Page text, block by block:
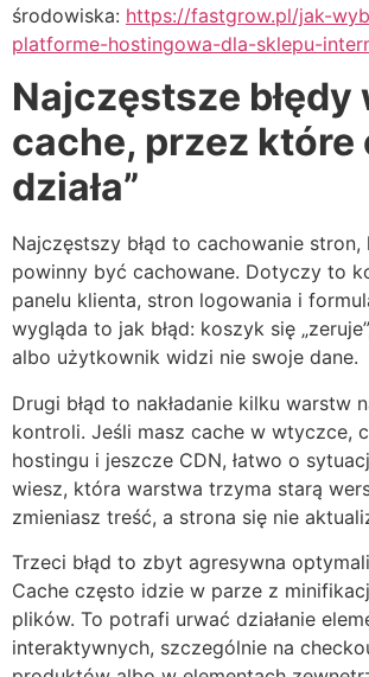
środowiska: https://fastgrow.pl/jak-
platforme-hostingowa-dla-sklepu-
Najczęstsze błędy
cache, przez które
działa”
Najczęstszy błąd to cachowanie stron,
powinny być cachowane. Dotyczy to
panelu klienta, stron logowania i
wygląda to jak błąd: koszyk się
albo użytkownik widzi nie swoje dane.
Drugi błąd to nakładanie kilku warstw
kontroli. Jeśli masz cache w wtyczce,
hostingu i jeszcze CDN, łatwo o
wiesz, która warstwa trzyma starą
zmieniasz treść, a strona się nie
Trzeci błąd to zbyt agresywna
Cache często idzie w parze z
plików. To potrafi urwać działanie
interaktywnych, szczególnie na